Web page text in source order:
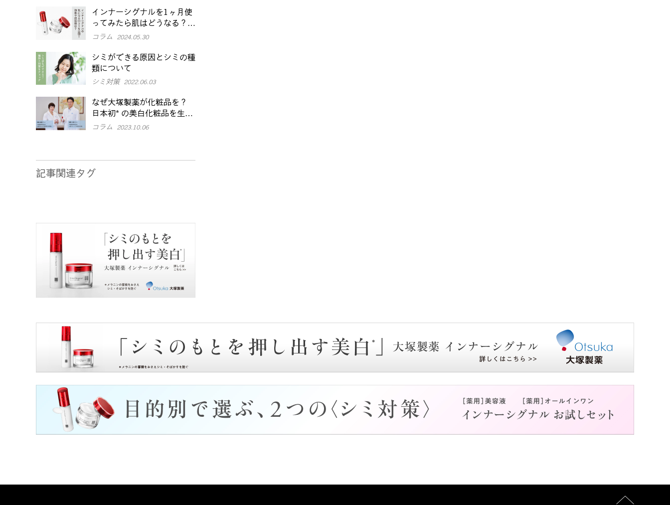
インナーシグナルを1ヶ月使
ってみたら肌はどうなる？効
果や本音口コミをチェック
コラム 2024.05.30
シミができる原因とシミの種
類について
シミ対策 2022.06.03
なぜ大塚製薬が化粧品を？
日本初* の美白化粧品を生み
出した研究員の「こだわり」
コラム 2023.10.06
記事関連タグ